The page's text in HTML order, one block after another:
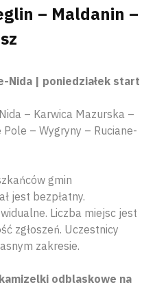
– Maldanin –
Nida | poniedziałek start
– Karwica Mazurska –
– Wygryny – Ruciane-
gmin
jest bezpłatny.
Liczba miejsc jest
zgłoszeń. Uczestnicy
zakresie.
odblaskowe na